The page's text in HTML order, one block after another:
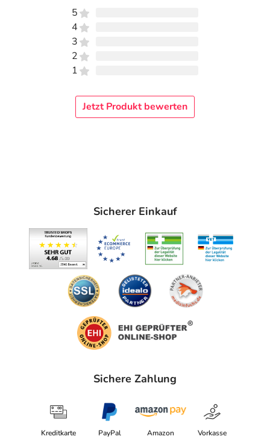
5
4
3
2
1
Jetzt Produkt bewerten
Sicherer Einkauf
Sichere Zahlung
Kreditkarte PayPal Amazon Vorkasse